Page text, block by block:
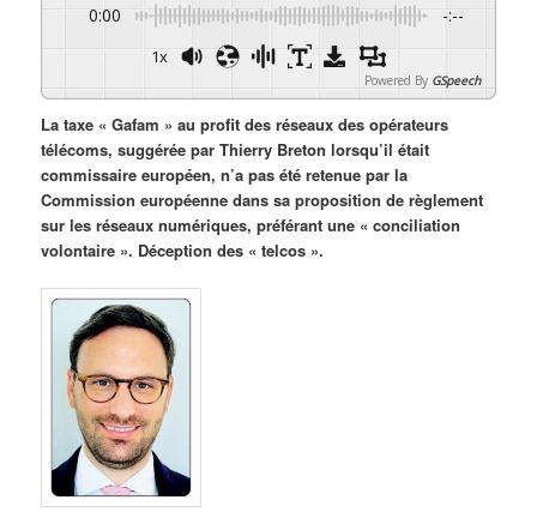
0:00 -:--
1x
Powered By GSpeech
La taxe « Gafam » au profit des réseaux des opérateurs
télécoms, suggérée par Thierry Breton lorsqu’il était
commissaire européen, n’a pas été retenue par la
Commission européenne dans sa proposition de règlement
sur les réseaux numériques, préférant une « conciliation
volontaire ». Déception des « telcos ».